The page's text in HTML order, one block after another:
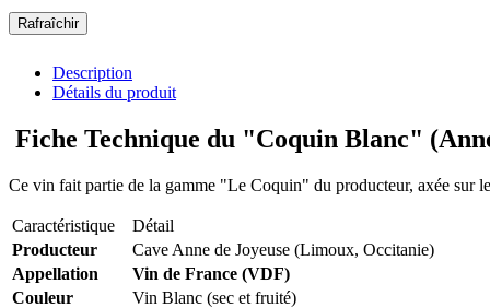
Description
Détails du produit
Fiche Technique du "Coquin Blanc"
Ce vin fait partie de la gamme "Le Coquin" du producteur, axée sur
Caractéristique
Détail
Producteur
Cave Anne de Joyeuse (Limoux, Occitanie)
Appellation
Vin de France (VDF)
Couleur
Vin Blanc (sec et fruité)